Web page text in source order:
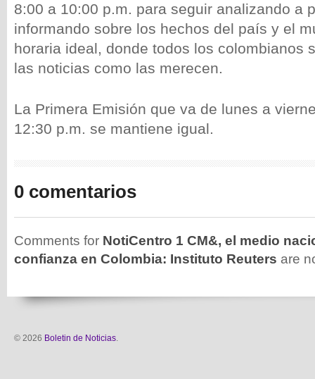
8:00 a 10:00 p.m. para seguir analizando a
informando sobre los hechos del país y el
horaria ideal, donde todos los colombianos
las noticias como las merecen.
La Primera Emisión que va de lunes a
12:30 p.m. se mantiene igual.
0 comentarios
Comments for NotiCentro 1 CM&, el medio
confianza en Colombia: Instituto Reuters are
© 2026 Boletin de Noticias.